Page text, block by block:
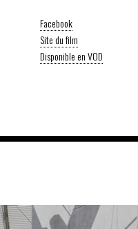
Facebook
Site du film
Disponible en VOD